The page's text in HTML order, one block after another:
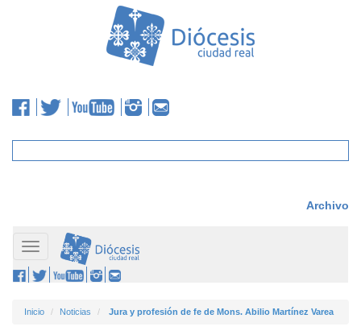
Archivo
Toggle
navigation
Inicio Noticias Jura y profesión de fe de Mons. Abilio Martínez Varea